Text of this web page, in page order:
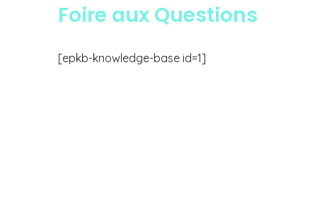
Foire aux Questions
[epkb-knowledge-base id=1]